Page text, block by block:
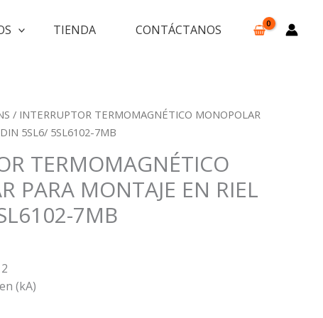
TIENDA CONTÁCTANOS
/ INTERRUPTOR TERMOMAGNÉTICO MONOPOLAR
5SL6/ 5SL6102-7MB
TERMOMAGNÉTICO
PARA MONTAJE EN RIEL
7MB
(kA)